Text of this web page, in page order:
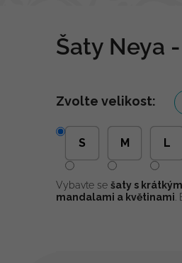
Šaty Neya
Zvolte velikost:
S M L
Vybavte se šaty s
mandalami a květinami